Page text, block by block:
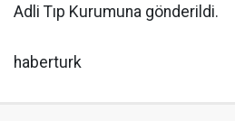
Adli Tıp Kurumuna gönderildi.
haberturk